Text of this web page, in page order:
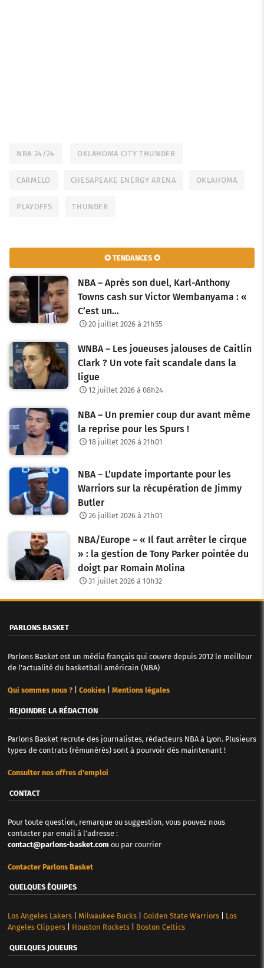
NBA 24/24 OKLAHOMA CITY THUNDER
CARMELO CHESAPEAKE ENERGY ARENA OKLAHOMA
PLAYOFFS THUNDER
✪ TENDANCES ✪
NBA – Après son duel, Karl-Anthony
Towns cash sur Victor Wembanyama : «
C’est un…
20 juillet 2026 à 21h55
WNBA – Les joueuses jalouses de Caitlin
Clark ? Un vote fait scandale dans la
ligue
12 juillet 2026 à 08h24
NBA – Un premier coup dur avant même
la reprise pour les Spurs !
18 juillet 2026 à 21h01
NBA – L’update importante pour les
Warriors sur la récupération de Jimmy
Butler
26 juillet 2026 à 21h01
NBA/Europe – « Il faut arrêter le cirque
» : la gestion de Tony Parker pointée du
doigt par Romain Molina
31 juillet 2026 à 10h32
PARLONS BASKET
Parlons Basket est un média français qui couvre depuis 2012 le meilleur
de l'actualité du basketball américain (NBA)
Qui sommes nous ?| Cookies| Mentions légales
REJOINDRE LA RÉDACTION
Parlons Basket recrute des journalistes, rédacteurs NBA à Lyon. Plusieurs
types de contrats (rémunérés) sont à pourvoir dès maintenant !
Consulter nos offres d'emploi
CONTACT
Pour toute question, remarque ou suggestion, vous pouvez nous
contacter par email à l'adresse :
contact@parlons-basket.com ou par courrier
Contacter Parlons Basket
QUELQUES ÉQUIPES
Los Angeles Lakers| Milwaukee Bucks| Golden State Warriors| Los
Angeles Clippers| Houston Rockets| Boston Celtics
QUELQUES JOUEURS